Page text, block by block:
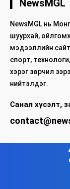
NewsMGL
NewsMGL нь
шуурхай,
мэдээллийн
спорт,
хэрэг зөрчил
нийтэлдэг.
Санал хүсэлт,